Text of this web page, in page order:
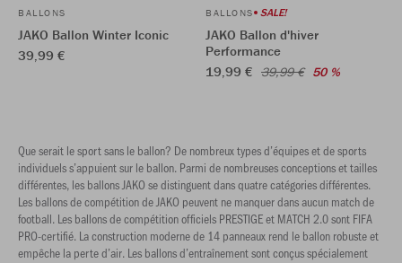
BALLONS
JAKO Ballon Winter Iconic
39,99 €
BALLONS SALE!
JAKO Ballon d'hiver
Performance
19,99 € 39,99 € 50 %
Que serait le sport sans le ballon? De nombreux types d’équipes et de sports
individuels s’appuient sur le ballon. Parmi de nombreuses conceptions et tailles
différentes, les ballons JAKO se distinguent dans quatre catégories différentes.
Les ballons de compétition de JAKO peuvent ne manquer dans aucun match de
football. Les ballons de compétition officiels PRESTIGE et MATCH 2.0 sont FIFA
PRO-certifié. La construction moderne de 14 panneaux rend le ballon robuste et
empêche la perte d’air. Les ballons d’entraînement sont conçus spécialement